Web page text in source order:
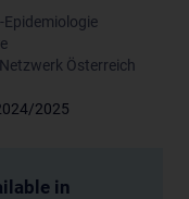
Epidemiologie
Österreich
2025
in